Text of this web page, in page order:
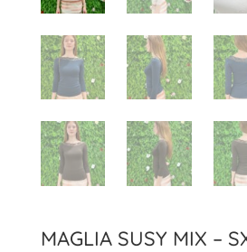
MAGLIA SUSY MIX –